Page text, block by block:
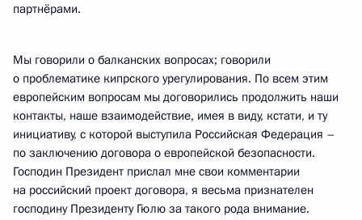
партнёрами.
Мы говорили о балканских вопросах; говорили
о проблематике кипрского урегулирования. По всем этим
европейским вопросам мы договорились продолжить наши
контакты, наше взаимодействие, имея в виду, кстати, и ту
инициативу, с которой выступила Российская Федерация –
по заключению договора о европейской безопасности.
Господин Президент прислал мне свои комментарии
на российский проект договора, я весьма признателен
господину Президенту Гюлю за такого рода внимание.